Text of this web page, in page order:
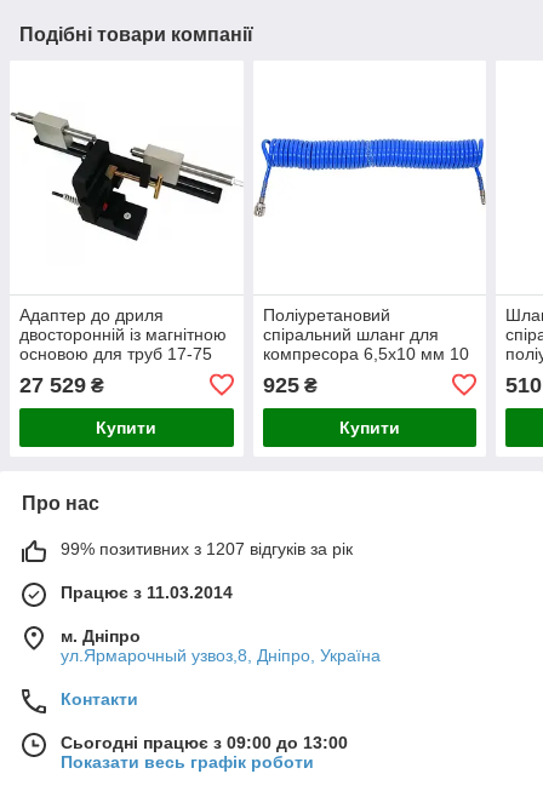
Подібні товари компанії
Адаптер до дриля
двосторонній із магнітною
основою для труб 17-75
27 529 ₴
Купити
Поліуретановий
спіральний шланг для
компресора 6,5х10 мм 10
925₴
Купити
510
Про нас
99% позитивних з 1207 відгуків за рік
Працює з 11.03.2014
м. Дніпро
ул.Ярмарочный узвоз,8, Дніпро, Україна
Контакти
Сьогодні працює з 09:00 до 13:00
Показати весь графік роботи